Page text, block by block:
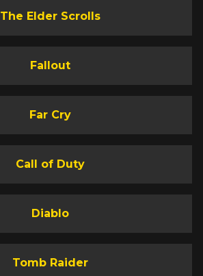
The Elder Scrolls
Fallout
Far Cry
Call of Duty
Diablo
Tomb Raider